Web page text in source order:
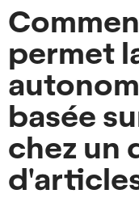
permet
basée
chez un